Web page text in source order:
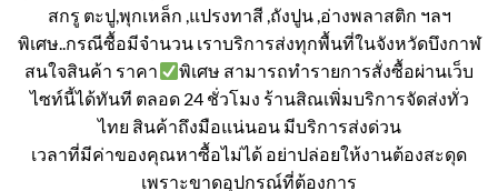
สกรู ตะปู,พุกเหล็ก ,แปรงทาสี ,ถังปูน ,อ่างพลาสติก ฯลฯ
พิเศษ..กรณีซื้อมีจำนวน เราบริการส่งทุกพื้นที่ในจังหวัดบึงกาฬ
สนใจสินค้า ราคา
พิเศษ สามารถทำรายการสั่งซื้อผ่านเว็บ
ไซท์นี้ได้ทันที ตลอด 24 ชั่วโมง ร้านสิณเพิ่มบริการจัดส่งทั่ว
ไทย สินค้าถึงมือแน่นอน มีบริการส่งด่วน
เวลาที่มีค่าของคุณหาซื้อไม่ได้ อย่าปล่อยให้งานต้องสะดุด
เพราะขาดอุปกรณ์ที่ต้องการ